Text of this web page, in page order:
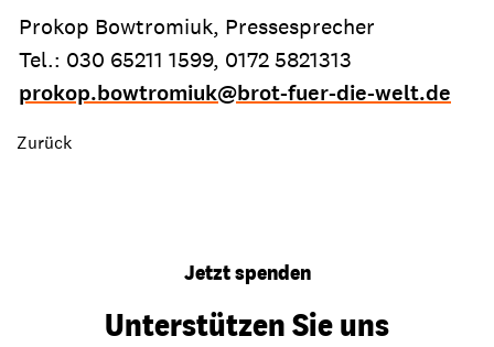
Prokop Bowtromiuk, Pressesprecher
Tel.: 030 65211 1599, 0172 5821313
prokop.bowtromiuk@brot-fuer-die-welt.de
Zurück
Jetzt spenden
Unterstützen Sie uns